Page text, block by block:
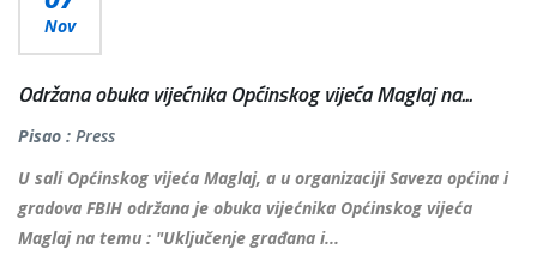
Nov
Održana obuka vijećnika Općinskog vijeća Maglaj na...
Pisao : Press
U sali Općinskog vijeća Maglaj, a u organizaciji Saveza općina i
gradova FBIH održana je obuka vijećnika Općinskog vijeća
Maglaj na temu : "Uključenje građana i...